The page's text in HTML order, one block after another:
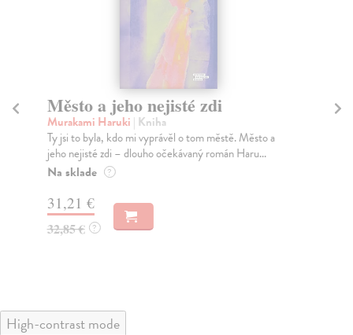
Město a jeho nejisté zdi
Murakami Haruki | Kniha
Ty jsi to byla, kdo mi vyprávěl o tom městě. Město a
jeho nejisté zdi – dlouho očekávaný román Haru...
Na sklade ?
31,21 €
32,85 € ?
High-contrast mode